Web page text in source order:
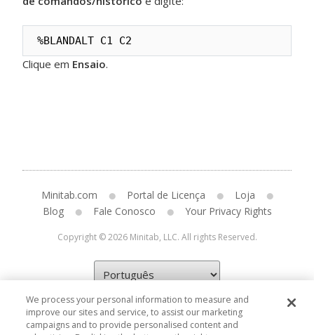
%BLANDALT C1 C2
Clique em Ensaio.
Minitab.com Portal de Licença
Loja
Blog
Fale Conosco Your Privacy Rights
Copyright © 2026 Minitab, LLC. All rights Reserved.
We process your personal information to measure and
improve our sites and service, to assist our marketing
campaigns and to provide personalised content and